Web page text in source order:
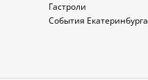
Гастроли
События Екатеринбурга